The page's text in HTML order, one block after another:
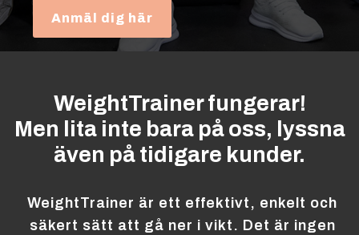
Anmäl dig här
WeightTrainer fungerar!
Men lita inte bara på oss, lyssna
även på tidigare kunder.
WeightTrainer är ett effektivt, enkelt och
säkert sätt att gå ner i vikt. Det är ingen